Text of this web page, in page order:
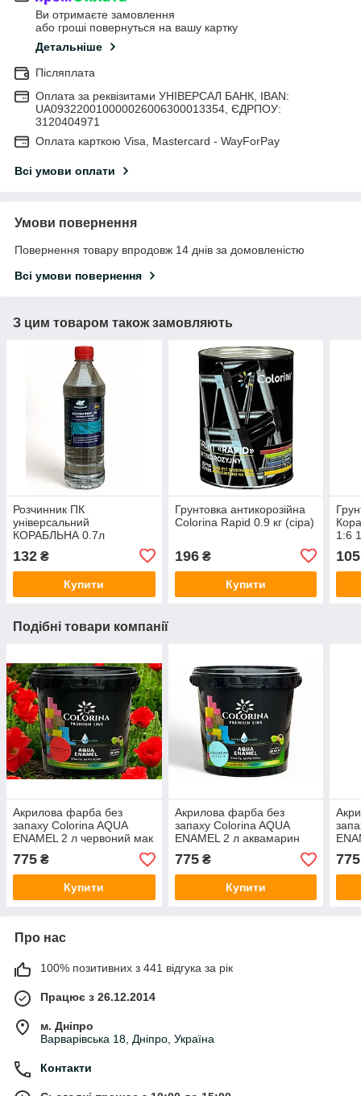
Ви отримаєте замовлення
або гроші повернуться на вашу картку
Детальніше
Післяплата
Оплата за реквізитами УНІВЕРСАЛ БАНК, IBAN:
UA093220010000026006300013354, ЄДРПОУ:
3120404971
Оплата карткою Visa, Mastercard - WayForPay
Всі умови оплати
Умови повернення
Повернення товару впродовж 14 днів за домовленістю
Всі умови повернення
З цим товаром також замовляють
Розчинник ПК
універсальний
КОРАБЛЬНА 0.7л
132 ₴
Купити
Грунтовка антикорозійна
Colorina Rapid 0.9 кг (сіра)
196₴
Купити
1:6
105
Подібні товари компанії
Акрилова фарба без
запаху Colorina AQUA
ENAMEL 2 л червоний мак
775 ₴
Купити
Акрилова фарба без
запаху Colorina AQUA
ENAMEL 2 л аквамарин
775₴
Купити
775
Про нас
100% позитивних з 441 відгука за рік
Працює з 26.12.2014
м. Дніпро
Варварівська 18, Дніпро, Україна
Контакти